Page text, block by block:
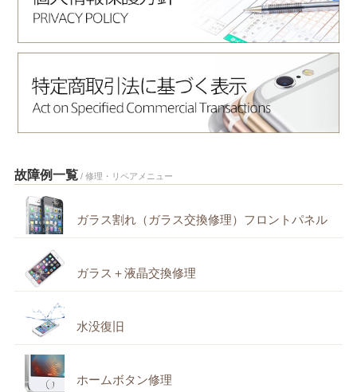
故障例一覧 / 修理・リペアメニュー
ガラス割れ（ガラス交換修理）フロントパネル
ガラス＋液晶交換修理
水没復旧
ホームボタン修理